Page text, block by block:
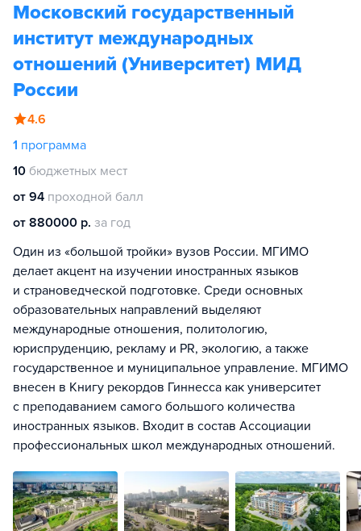
Московский государственный
институт международных
отношений (Университет) МИД
России
4.6
1 программа
10 бюджетных мест
от 94 проходной балл
от 880000 р. за год
Один из «большой тройки» вузов России. МГИМО
делает акцент на изучении иностранных языков
и страноведческой подготовке. Среди основных
образовательных направлений выделяют
международные отношения, политологию,
юриспруденцию, рекламу и PR, экологию, а также
государственное и муниципальное управление. МГИМО
внесен в Книгу рекордов Гиннесса как университет
с преподаванием самого большого количества
иностранных языков. Входит в состав Ассоциации
профессиональных школ международных отношений.